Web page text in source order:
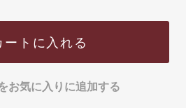
ートに入れる
お気に入りに追加する